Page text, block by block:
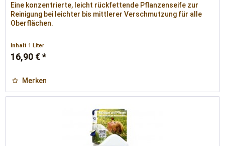
Eine konzentrierte, leicht rückfettende Pflanzenseife zur
Reinigung bei leichter bis mittlerer Verschmutzung für alle
Oberflächen.
Inhalt1 Liter
16,90 € *
Merken